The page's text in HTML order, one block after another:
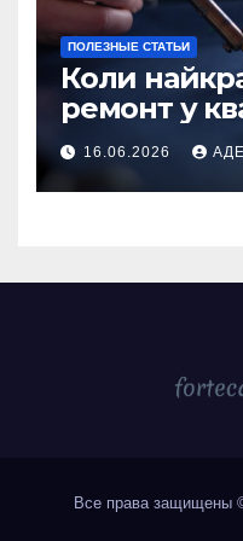
ПОЛЕЗНЫЕ СТАТЬИ
Коли
ремонт у
та16.06.2026
Все права